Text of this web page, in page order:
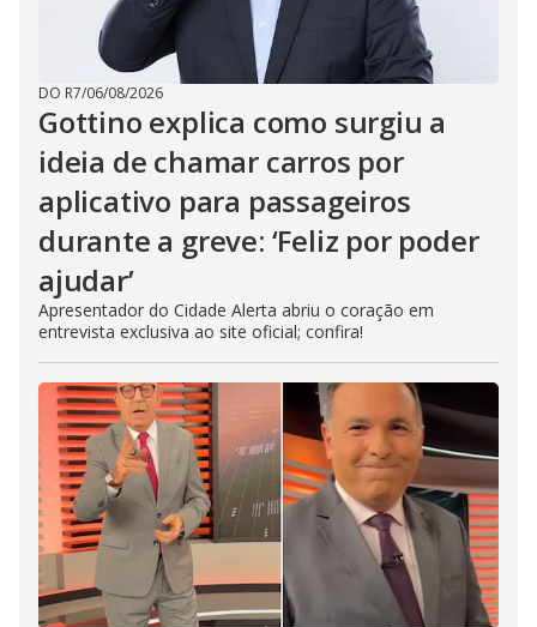
DO R7/06/08/2026
Gottino explica como surgiu a
ideia de chamar carros por
aplicativo para passageiros
durante a greve: ‘Feliz por poder
ajudar’
Apresentador do Cidade Alerta abriu o coração em
entrevista exclusiva ao site oficial; confira!